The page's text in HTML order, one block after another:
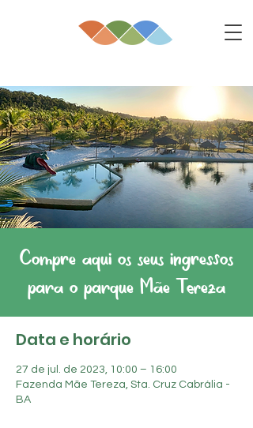
Compre aqui os seus ingressos
para o parque Mãe Tereza
Data e horário
27 de jul. de 2023, 10:00 – 16:00
Fazenda Mãe Tereza, Sta. Cruz Cabrália -
BA